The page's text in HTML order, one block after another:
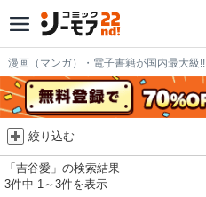
漫画（マンガ）・電子書籍が国内最大級!!
絞り込む
「吉谷愛」の検索結果
3件中 1～3件を表示